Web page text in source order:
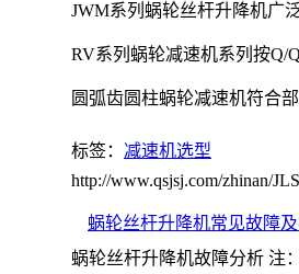
JWM系列蜗轮丝杆升降机广
RV系列蜗轮减速机系列按Q/
圆弧齿圆柱蜗轮减速机符合
标签： 减速机选型
http://www.qsjsj.com/zhinan/
蜗轮丝杆升降机常见故障
蜗轮丝杆升降机故障分析 注